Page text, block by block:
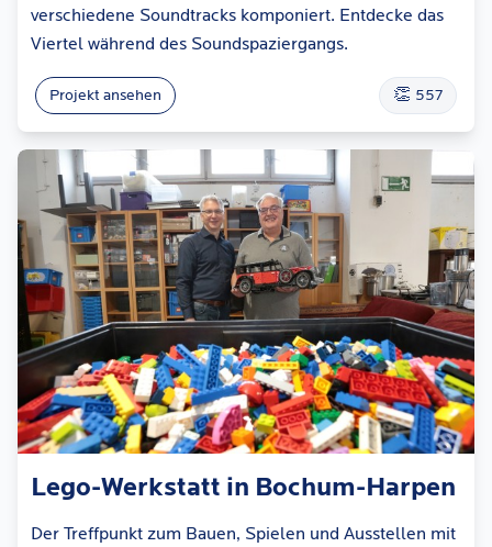
verschiedene Soundtracks komponiert. Entdecke das
Viertel während des Soundspaziergangs.
Projekt ansehen 👏 557
Lego-Werkstatt in Bochum-Harpen
Der Treffpunkt zum Bauen, Spielen und Ausstellen mit